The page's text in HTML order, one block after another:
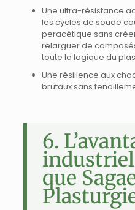
Une ultra-résistance
les cycles de soude
peracétique sans
relarguer de
toute la logique du
Une résilience aux
brutaux sans
6.
que